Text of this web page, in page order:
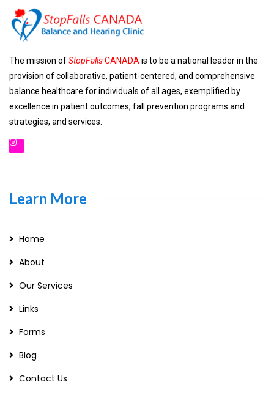
The mission ofStopFallsCANADA is to be a national leader in the
provision of collaborative, patient-centered, and comprehensive
balance healthcare for individuals of all ages, exemplified by
excellence in patient outcomes, fall prevention programs and
strategies, and services.
Learn More
Home
About
Our Services
Links
Forms
Blog
Contact Us